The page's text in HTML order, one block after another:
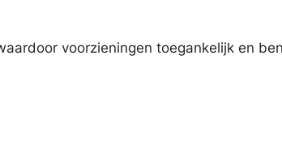
voorzieningen toegankelijk en